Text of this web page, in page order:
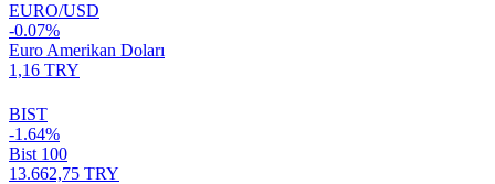
EURO/USD
-0.07%
Euro Amerikan Doları
1,16 TRY
BIST
-1.64%
Bist 100
13.662,75 TRY